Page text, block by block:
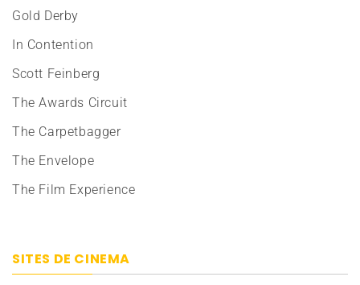
Gold Derby
In Contention
Scott Feinberg
The Awards Circuit
The Carpetbagger
The Envelope
The Film Experience
SITES DE CINEMA